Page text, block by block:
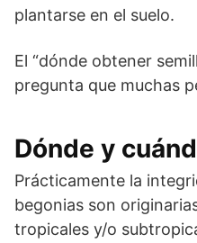
plantarse en el suelo.
El “dónde obtener
pregunta que muchas
Dónde y
Prácticamente la
begonias son
tropicales y/o